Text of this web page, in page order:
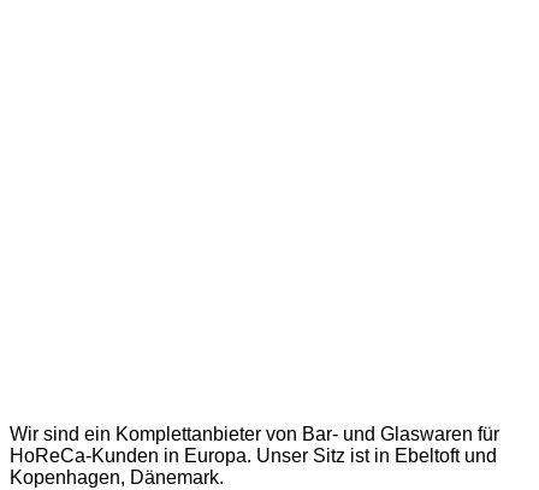
Wir sind ein Komplettanbieter von Bar- und Glaswaren für
HoReCa-Kunden in Europa. Unser Sitz ist in Ebeltoft und
Kopenhagen, Dänemark.